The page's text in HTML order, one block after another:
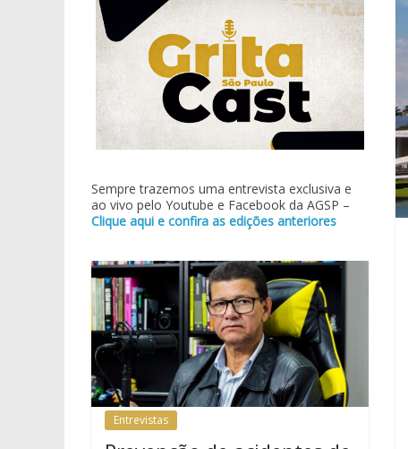
Sempre trazemos uma entrevista exclusiva e
ao vivo pelo Youtube e Facebook da AGSP –
Clique aqui e confira as edições anteriores
Entrevistas